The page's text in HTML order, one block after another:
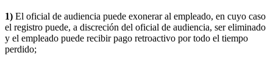
1) El oficial de audiencia puede exonerar al empleado, en cuyo caso
el registro puede, a discreción del oficial de audiencia, ser eliminado
y el empleado puede recibir pago retroactivo por todo el tiempo
perdido;